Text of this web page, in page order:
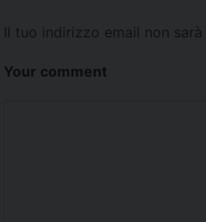
Il tuo indirizzo email non
Your comment